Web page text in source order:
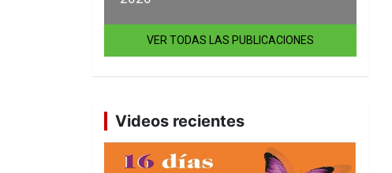
VER TODAS LAS PUBLICACIONES
Videos recientes